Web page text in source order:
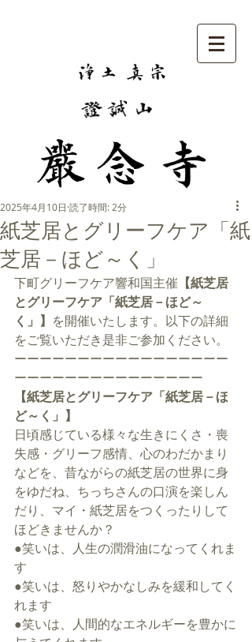
紙芝居とグリーフケア「紙
芝居－ほど～く」
2025年4月10日 読了時間: 2分
下町グリーフケア響和国主催 【紙芝居
とグリーフケア「紙芝居－ほど～
く」】 を開催いたします。以下の詳細
をご覧いただき是非ご参加ください。
ーーーーーーーーーーーーーーーーー
ーーーーーーーーーーーーーーー
【紙芝居とグリーフケア「紙芝居－ほ
ど～く」】
日頃感じている様々な生きにくさ・喪
失感・グリーフ感情、心のわだかまり
などを、昔ながらの紙芝居の世界に身
をゆだね、ちっちさんの口演を楽しん
だり、マイ・紙芝居をつくったりして
ほどきませんか？
●笑いは、人生の潤滑油になってくれま
す
●笑いは、怒りやかなしみを緩和してく
れます
●笑いは、人間的なエネルギーを豊かに